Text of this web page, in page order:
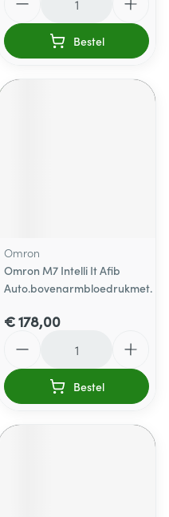
Bestel
Omron
Omron M7 Intelli It Afib
Auto.bovenarmbloedrukmet.
€ 178,00
Bestel